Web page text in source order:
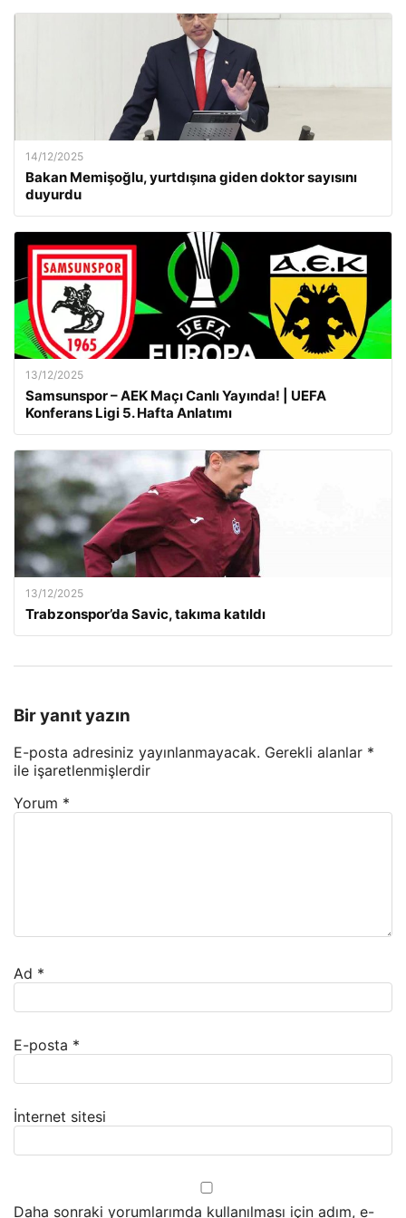
14/12/2025
Bakan Memişoğlu, yurtdışına giden doktor sayısını
duyurdu
13/12/2025
Samsunspor – AEK Maçı Canlı Yayında! | UEFA
Konferans Ligi 5. Hafta Anlatımı
13/12/2025
Trabzonspor’da Savic, takıma katıldı
Bir yanıt yazın
E-posta adresiniz yayınlanmayacak. Gerekli alanlar *
ile işaretlenmişlerdir
Yorum *
Ad *
E-posta *
İnternet sitesi
Daha sonraki yorumlarımda kullanılması için adım, e-